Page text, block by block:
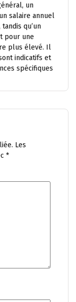
un
salaire annuel
qu’un
pour une
plus élevé. Il
indicatifs et
spécifiques
Les
*